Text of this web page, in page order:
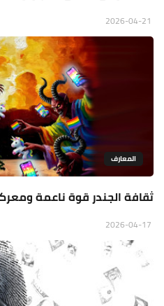
المعارف
ثقافة الجندر قوة ناعمة